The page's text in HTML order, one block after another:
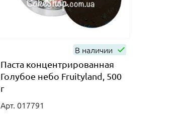
В наличии
Паста концентрированная
Голубое небо Fruityland, 500
г
Арт. 017791